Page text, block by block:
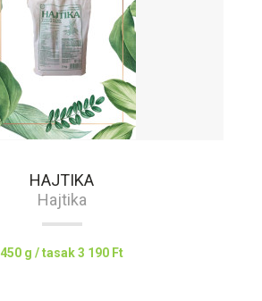
HAJTIKA
Hajtika
450 g / tasak3 190 Ft